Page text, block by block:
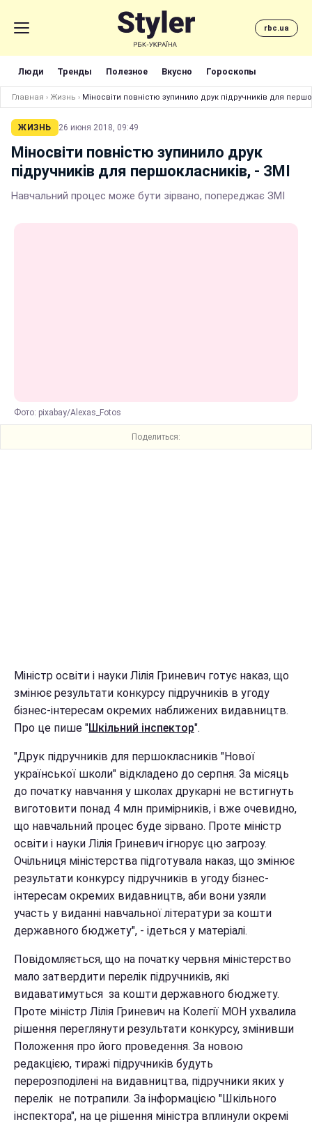
rbc.ua
Люди Тренды Полезное Вкусно Гороскопы
Главная › Жизнь › Міносвіти повнiстю зупинило друк пiдручникiв для
ЖИЗНЬ 26 июня 2018, 09:49
Міносвіти повнiстю зупинило друк
пiдручникiв для першокласникiв, - ЗМI
Навчальний процес може бути зірвано, попереджає ЗМІ
Фото: pixabay/Alexas_Fotos
Поделиться:
Міністр освіти і науки Лілія Гриневич готує наказ, що
змінює результати конкурсу підручників в угоду
бізнес-інтересам окремих наближених видавництв.
Про це пише "Шкільний інспектор".
"Друк підручників для першокласників "Нової
української школи" відкладено до серпня. За місяць
до початку навчання у школах друкарні не встигнуть
виготовити понад 4 млн примірників, і вже очевидно,
що навчальний процес буде зірвано. Проте міністр
освіти і науки Лілія Гриневич ігнорує цю загрозу.
Очільниця міністерства підготувала наказ, що змінює
результати конкурсу підручників в угоду бізнес-
інтересам окремих видавництв, аби вони узяли
участь у виданні навчальної літератури за кошти
державного бюджету", - ідеться у матеріалі.
Повідомляється, що на початку червня міністерство
мало затвердити перелік підручників, які
видаватимуться за кошти державного бюджету.
Проте міністр Лілія Гриневич на Колегії МОН ухвалила
рішення переглянути результати конкурсу, змінивши
Положення про його проведення. За новою
редакцією, тиражі підручників будуть
перерозподілені на видавництва, підручники яких у
перелік не потрапили. За інформацією "Шкільного
інспектора", на це рішення міністра вплинули окремі